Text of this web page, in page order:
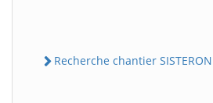
Recherche chantier SISTERON